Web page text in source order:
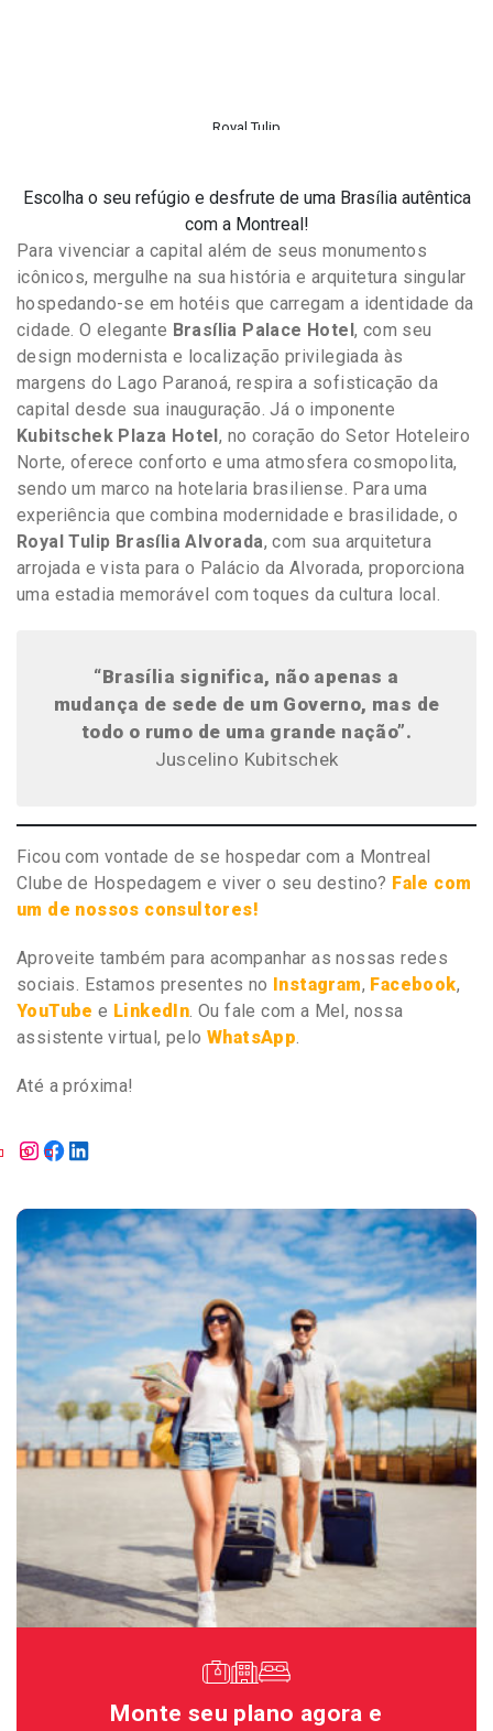
Royal Tulip
Escolha o seu refúgio e desfrute de uma Brasília autêntica
com a Montreal!
Para vivenciar a capital além de seus monumentos
icônicos, mergulhe na sua história e arquitetura singular
hospedando-se em hotéis que carregam a identidade da
cidade. O elegante Brasília Palace Hotel, com seu
design modernista e localização privilegiada às
margens do Lago Paranoá, respira a sofisticação da
capital desde sua inauguração. Já o imponente
Kubitschek Plaza Hotel , no coração do Setor Hoteleiro
Norte, oferece conforto e uma atmosfera cosmopolita,
sendo um marco na hotelaria brasiliense. Para uma
experiência que combina modernidade e brasilidade, o
Royal Tulip Brasília Alvorada, com sua arquitetura
arrojada e vista para o Palácio da Alvorada, proporciona
uma estadia memorável com toques da cultura local.
“Brasília significa, não apenas a
mudança de sede de um Governo, mas de
todo o rumo de uma grande nação”.
Juscelino Kubitschek
Ficou com vontade de se hospedar com a Montreal
Clube de Hospedagem e viver o seu destino? Fale com
um de nossos consultores!
Aproveite também para acompanhar as nossas redes
sociais. Estamos presentes no
Instagram, Facebook,
YouTube e LinkedIn. Ou fale com a Mel, nossa
assistente virtual, pelo WhatsApp.
Até a próxima!
Monte seu plano agora e